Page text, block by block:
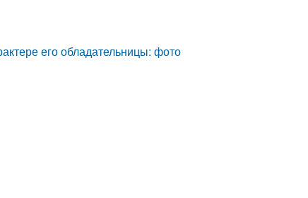
его обладательницы: фото